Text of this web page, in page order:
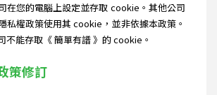
在您的電腦上設定並存取 cookie。其他公司
私權政策使用其 cookie，並非依據本政策。
不能存取《 簡單有譜 》的 cookie。
策修訂